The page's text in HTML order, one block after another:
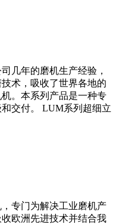
几年的磨机生产经验，
术，吸收了世界各地的
。本系列产品是一种专
交付。 LUM系列超细立
专门为解决工业磨机产
欧洲先进技术并结合我